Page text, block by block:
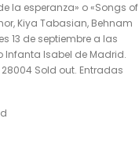
la esperanza» o «Songs of
Kiya Tabasian, Behnam
13 de septiembre a las
Infanta Isabel de Madrid.
Sold out. Entradas